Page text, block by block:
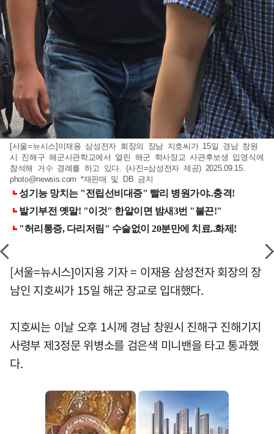
[서울=뉴시스]이재용 삼성전자 회장의 장남 지호씨가 15일 경남 창원
시 진해구 해군사관학교에서 열린 해군 학사장교 사관후보생 입영식에
참석해 거수 경례를 하고 있다. (사진=삼성전자 제공) 2025.09.15.
photo@newsis.com *재판매 및 DB 금지
[서울=뉴시스]이지용 기자 = 이재용 삼성전자 회장의 장
남인 지호씨가 15일 해군 장교로 입대했다.
지호씨는 이날 오후 1시께 경남 창원시 진해구 진해기지
사령부 제3정문 위병소를 검은색 미니밴을 타고 통과했
다.